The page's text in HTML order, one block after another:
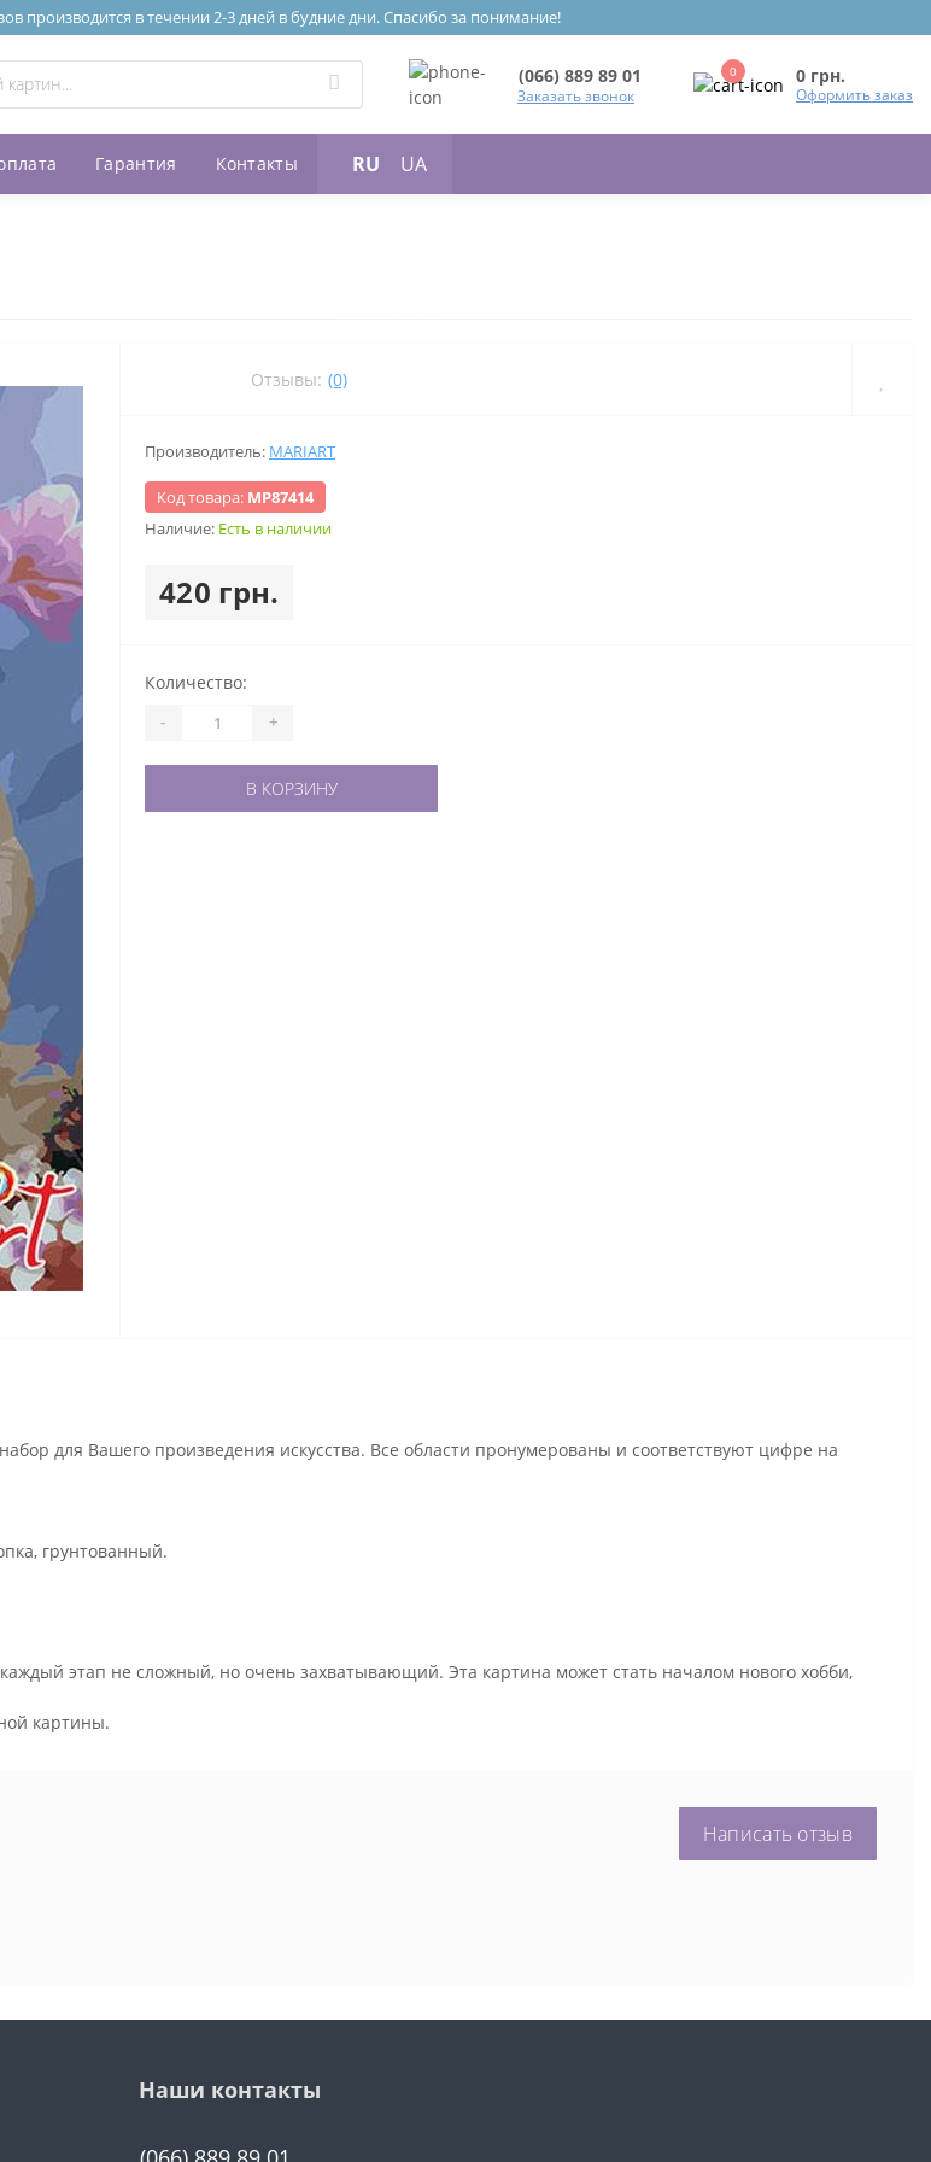
производится в течении 2-3 дней в будние дни. Спасибо за понимание!
(066) 889 89 01
Заказать звонок
0 0 грн.
Оформить заказ
Гарантия Контакты RU UA
Отзывы: (0)
Производитель: MARIART
Код товара: МР87414
Наличие: Есть в наличии
420 грн.
Количество:
- +
В КОРЗИНУ
для Вашего произведения искусства. Все области пронумерованы и соответствуют цифре на
грунтованный.
этап не сложный, но очень захватывающий. Эта картина может стать началом нового хобби,
картины.
Написать отзыв
Наши контакты